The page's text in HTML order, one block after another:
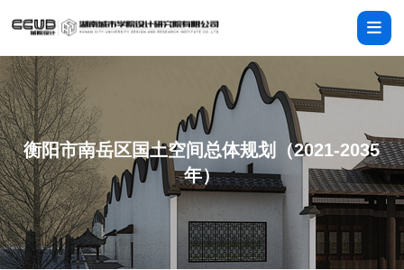
衡阳市南岳区国土空间总体规划（2021-2035
年）